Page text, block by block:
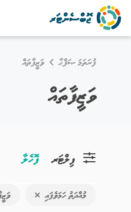
ފުރަތަމަ ޞަފްޙާ ވަޒީފާތައް
ވަޒީފާތައް
ފޮހެލާ
މުއްދަތު ހަމަވެފައި